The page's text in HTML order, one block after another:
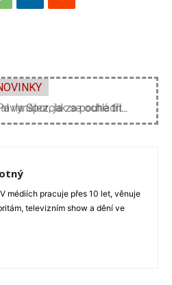
Šporcla za pouhé tři...
médiích pracuje přes 10 let, věnuje
televizním show a dění ve